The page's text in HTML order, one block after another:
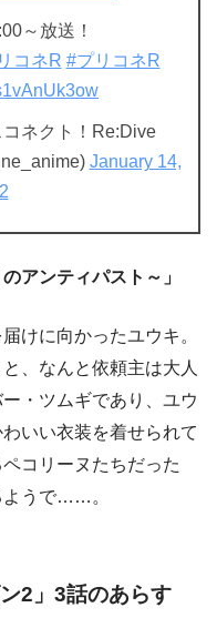
～放送！
コネR #プリコネR
ネクト！Re:Dive
January 14,
アンティパスト～」
けに向かったユウキ。
、なんと依頼主は大人
・ツムギであり、ユウ
いい衣装を着せられて
コリーヌたちだった
ようで……。
2」3話のあらす